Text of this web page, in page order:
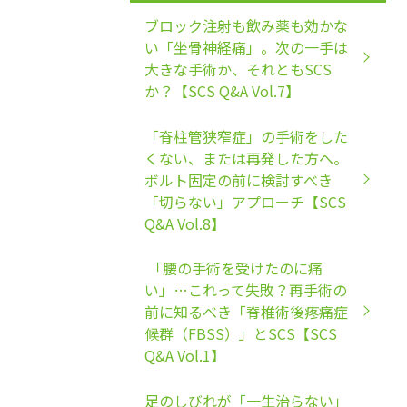
ブロック注射も飲み薬も効かな
い「坐骨神経痛」。次の一手は
大きな手術か、それともSCS
か？【SCS Q&A Vol.7】
「脊柱管狭窄症」の手術をした
くない、または再発した方へ。
ボルト固定の前に検討すべき
「切らない」アプローチ【SCS
Q&A Vol.8】
「腰の手術を受けたのに痛
い」…これって失敗？再手術の
前に知るべき「脊椎術後疼痛症
候群（FBSS）」とSCS【SCS
Q&A Vol.1】
足のしびれが「一生治らない」